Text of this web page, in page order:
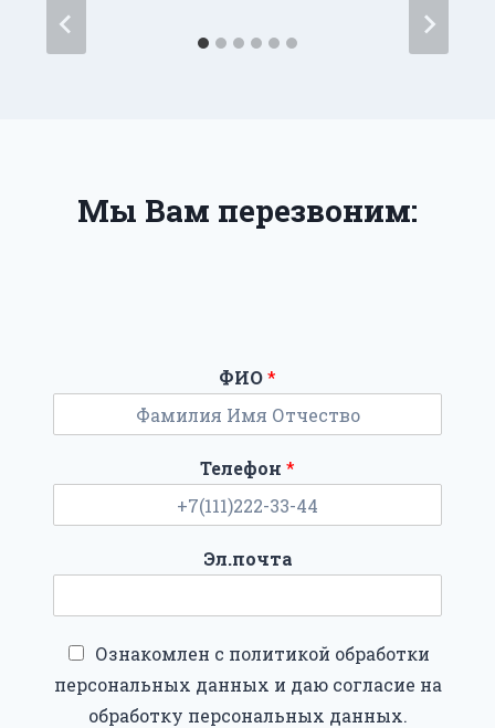
Мы Вам перезвоним:
ФИО*
Телефон *
Эл.почта
Ознакомлен с политикой обработки
персональных данных и даю согласие на
обработку персональных данных.